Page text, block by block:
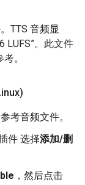
TTS 音频显
LUFS”。此文件
。
考音频文件。
件 选择添加/删
，然后点击